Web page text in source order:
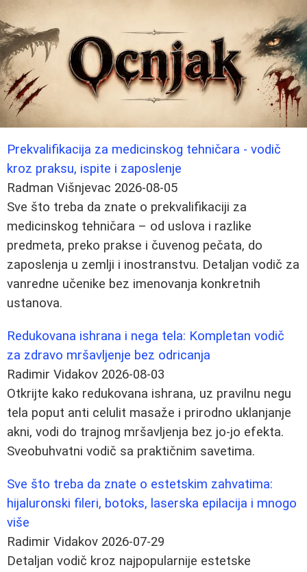
Prekvalifikacija za medicinskog tehničara - vodič
kroz praksu, ispite i zaposlenje
Radman Višnjevac 2026-08-05
Sve što treba da znate o prekvalifikaciji za
medicinskog tehničara – od uslova i razlike
predmeta, preko prakse i čuvenog pečata, do
zaposlenja u zemlji i inostranstvu. Detaljan vodič za
vanredne učenike bez imenovanja konkretnih
ustanova.
Redukovana ishrana i nega tela: Kompletan vodič
za zdravo mršavljenje bez odricanja
Radimir Vidakov 2026-08-03
Otkrijte kako redukovana ishrana, uz pravilnu negu
tela poput anti celulit masaže i prirodno uklanjanje
akni, vodi do trajnog mršavljenja bez jo-jo efekta.
Sveobuhvatni vodič sa praktičnim savetima.
Sve što treba da znate o estetskim zahvatima:
hijaluronski fileri, botoks, laserska epilacija i mnogo
više
Radimir Vidakov 2026-07-29
Detaljan vodič kroz najpopularnije estetske